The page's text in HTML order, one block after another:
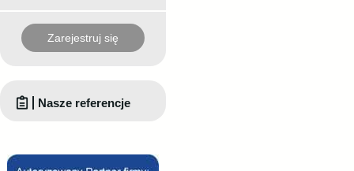
Zarejestruj się
Nasze referencje